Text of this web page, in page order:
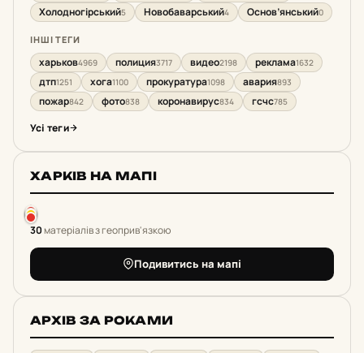
Холодногірський5 Новобаварський4 Основ’янський0
ІНШІ ТЕГИ
харьков4969 полиция3717 видео2198 реклама1632
дтп1251 хога1100 прокуратура1098 авария893
пожар842 фото838 коронавирус834 гсчс785
Усі теги
ХАРКІВ НА МАПІ
30матеріалів з геоприв'язкою
Подивитись на мапі
АРХІВ ЗА РОКАМИ